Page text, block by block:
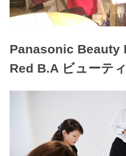
Panasonic Beauty
Red B.A ビューテ